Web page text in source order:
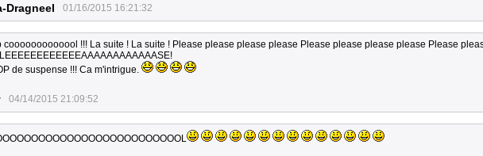
Dragneel 01/16/2015 16:21:32
cooooooooooool !!! La suite ! La suite ! Please please please please Please please please please Please
de suspense !!! Ca m'intrigue.
04/14/2015 21:09:52